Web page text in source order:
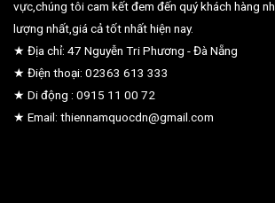
vực,chúng tôi cam kết đem đến quý khách hàng
lượng nhất,giá cả tốt nhất hiện nay.
★ Địa chỉ: 47 Nguyễn Tri Phương - Đà Nẵng
★ Điện thoại: 02363 613 333
★ Di động : 0915 11 00 72
★ Email: thiennamquocdn@gmail.com